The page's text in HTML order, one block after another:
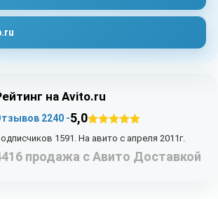
на Avito.ru
2240 -5,0
1591. На авито с апреля 2011г.
продажа с Авито Доставкой